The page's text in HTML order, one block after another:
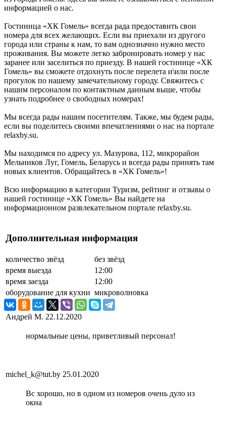
информацией о нас.
Гостиница «ХК Гомель» всегда рада предоставить свои
номера для всех желающих. Если вы приехали из другого
города или страны к нам, то вам однозначно нужно место
проживания. Вы можете легко забронировать номер у нас
заранее или заселиться по приезду. В нашей гостинице «ХК
Гомель» вы сможете отдохнуть после перелета и\или после
прогулок по нашему замечательному городу. Свяжитесь с
нашим персоналом по контактным данным выше, чтобы
узнать подробнее о свободных номерах!
Мы всегда рады нашим посетителям. Также, мы будем рады,
если вы поделитесь своими впечатлениями о нас на портале
relaxby.su.
Мы находимся по адресу ул. Мазурова, 112, микрорайон
Мельников Луг, Гомель, Беларусь и всегда рады принять там
новых клиентов. Обращайтесь в «ХК Гомель»!
Всю информацию в категории Туризм, рейтинг и отзывы о
нашей гостинице «ХК Гомель» Вы найдете на
информационном развлекательном портале relaxby.su.
Дополнительная информация
количество звёзд
без звёзд
время выезда
12:00
время заезда
12:00
оборудование для кухни микроволновка
Андрей М. 22.12.2020
нормальные цены, приветливый персонал!
michel_k@tut.by 25.01.2020
Вс хорошо, но в одном из номеров очень дуло из
окна